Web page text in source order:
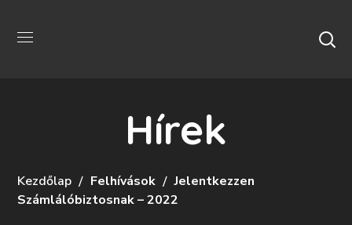
Hírek
Kezdőlap Felhívások
Jelentkezzen
Számlálóbiztosnak – 2022